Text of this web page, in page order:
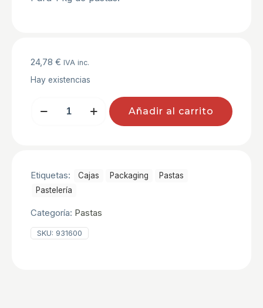
24,78 € IVA inc.
Hay existencias
DE
50
UDS
Añadir al carrito
Etiquetas: Cajas Packaging
Pastas
Pastelerí­a
Categoría: Pastas
SKU: 931600